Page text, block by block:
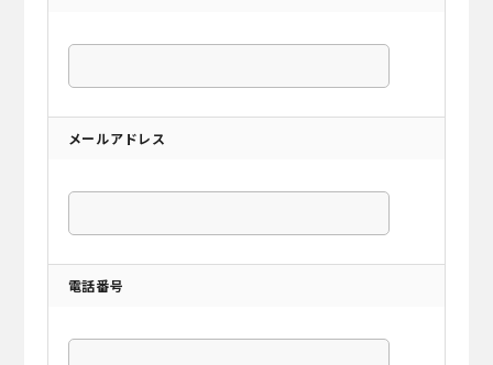
メールアドレス
電話番号